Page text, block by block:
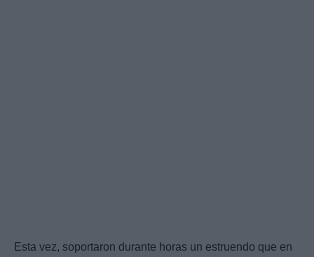
Esta vez, soportaron durante horas un estruendo que en